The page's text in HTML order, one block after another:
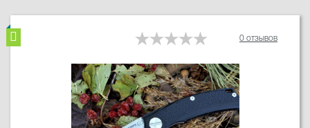
0 отзывов